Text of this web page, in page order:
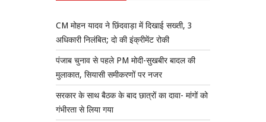
CM मोहन यादव ने छिंदवाड़ा में दिखाई सख्ती, 3
अधिकारी निलंबित; दो की इंक्रीमेंट रोकी
पंजाब चुनाव से पहले PM मोदी-सुखबीर बादल की
मुलाकात, सियासी समीकरणों पर नजर
सरकार के साथ बैठक के बाद छात्रों का दावा- मांगों को
गंभीरता से लिया गया